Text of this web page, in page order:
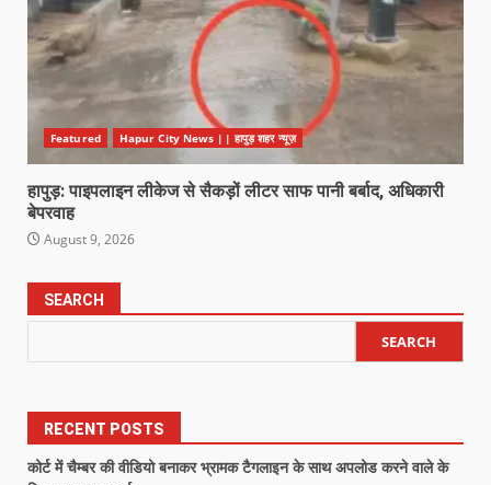
Featured Hapur City News || हापुड़ शहर न्यूज़
हापुड़: पाइपलाइन लीकेज से सैकड़ों लीटर साफ पानी बर्बाद, अधिकारी
बेपरवाह
August 9, 2026
SEARCH
SEARCH
RECENT POSTS
कोर्ट में चैम्बर की वीडियो बनाकर भ्रामक टैगलाइन के साथ अपलोड करने वाले के